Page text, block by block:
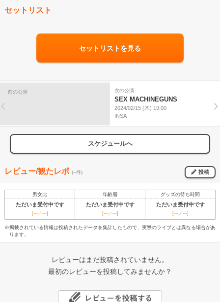
セットリスト
セットリストを見る
前の公演 次の公演
SEX MACHINEGUNS
2024/02/15 (木) 19:00
INSA
スケジュールへ
レビュー/観たレポ (--件) 投稿
男女比 年齢層 グッズの待ち時間
ただいま受付中です ただいま受付中です ただいま受付中です
[---／---] [---／---] [---／---]
※掲載されている情報は投稿されたデータを集計したもので、実際のライブとは異なる場合があ
ります。
レビューはまだ投稿されていません。
最初のレビューを投稿してみませんか？